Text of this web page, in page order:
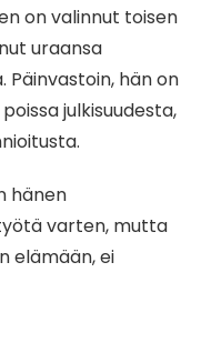
on valinnut toisen
uraansa
Päinvastoin, hän on
julkisuudesta,
hänen
varten, mutta
elämään, ei